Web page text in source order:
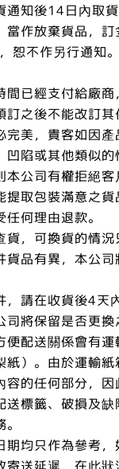
通知後14日內取
當作放棄貨品，
恕不作另行通知。
間已經支付給廠
之後不能改訂其
完美，貴客如因
凹陷或其他類似
本公司有權拒絕
提取包裝滿意之
何理由退款。
貨，可換貨的情
貨品有異，本公
，請在收貨後4天
將保留是否更換
便配送關係會有
紙）。由於運輸
容的任何部分，
送標籤、破損及
期均只作為參考
寄送延遲，在此